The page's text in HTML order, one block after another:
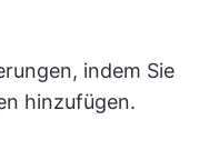
indem Sie
hinzufügen.